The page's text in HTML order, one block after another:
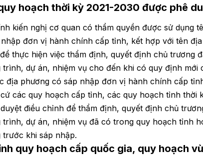
hoạch thời kỳ 2021-2030 được phê
kiến nghị cơ quan có thẩm quyền được sử dụng
đơn vị hành chính cấp tỉnh, kết hợp với tên
thực hiện việc thẩm định, quyết định chủ trương
trình, dự án, nhiệm vụ cho đến khi có quy định mới
địa phương có sáp nhập đơn vị hành chính cấp
các quy hoạch cấp tỉnh, các quy hoạch tỉnh thời
điều chỉnh để thẩm định, quyết định chủ
trình, dự án, nhiệm vụ đã có trong quy hoạch tỉnh
trước khi sáp nhập.
quy hoạch cấp quốc gia, quy hoạch